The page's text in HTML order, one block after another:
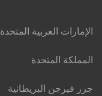
الإمارات العربية المتحدة
المملكة المتحدة
جزر فيرجن البريطانية